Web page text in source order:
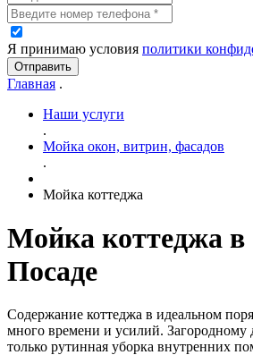
Я принимаю условия политики
Отправить
Главная .
Наши услуги
.
Мойка окон, витрин, фасадов
.
Мойка коттеджа
Мойка коттеджа в
Посаде
Содержание коттеджа в идеальном
много времени и усилий. Загородному
только рутинная уборка внутренних